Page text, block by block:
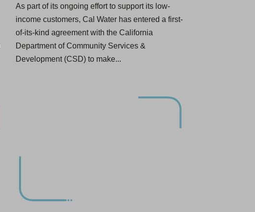
As part of its ongoing effort to support its low-
income customers, Cal Water has entered a first-
of-its-kind agreement with the California
Department of Community Services &
Development (CSD) to make...